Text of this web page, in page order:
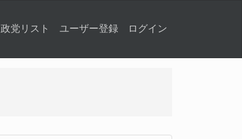
政党リスト ユーザー登録 ログイン